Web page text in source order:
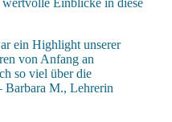
wertvolle Einblicke in diese
ein Highlight unserer
von Anfang an
so viel über die
Barbara M., Lehrerin